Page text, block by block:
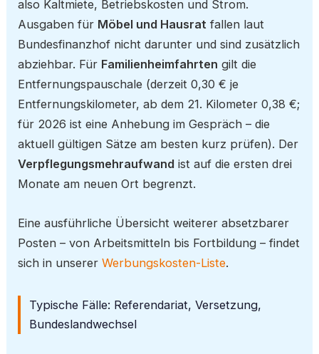
also Kaltmiete, Betriebskosten und Strom.
Ausgaben für Möbel und Hausrat fallen laut
Bundesfinanzhof nicht darunter und sind zusätzlich
abziehbar. Für Familienheimfahrten gilt die
Entfernungspauschale (derzeit 0,30 € je
Entfernungskilometer, ab dem 21. Kilometer 0,38 €;
für 2026 ist eine Anhebung im Gespräch – die
aktuell gültigen Sätze am besten kurz prüfen). Der
Verpflegungsmehraufwand ist auf die ersten drei
Monate am neuen Ort begrenzt.
Eine ausführliche Übersicht weiterer absetzbarer
Posten – von Arbeitsmitteln bis Fortbildung – findet
sich in unsererWerbungskosten-Liste.
Typische Fälle: Referendariat, Versetzung,
Bundeslandwechsel